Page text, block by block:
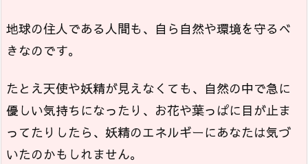
地球の住人である人間も、自ら自然や環境を守るべ
きなのです。
たとえ天使や妖精が見えなくても、自然の中で急に
優しい気持ちになったり、お花や葉っぱに目が止ま
ってたりしたら、妖精のエネルギーにあなたは気づ
いたのかもしれません。